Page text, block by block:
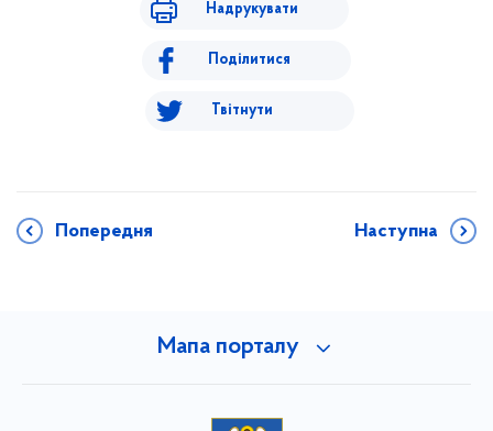
Надрукувати
Поділитися
Твітнути
Попередня Наступна
Мапа порталу